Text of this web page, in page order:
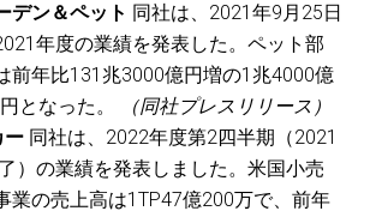
デン＆ペット 同社は、2021年9月25日
年度の業績を発表した。ペット部
前年比131兆3000億円増の1兆4000億
となった。
（同社プレスリリース）
ー 同社は、2022年度第2四半期（2021
）の業績を発表しました。米国小売
業の売上高は1TP47億200万で、前年